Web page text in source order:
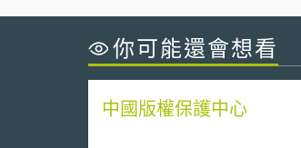
你可能還會想看
中國版權保護中心